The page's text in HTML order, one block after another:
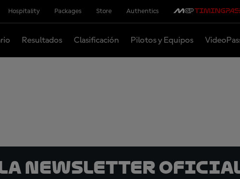
Hospitality Packages Store Authentics
Resultados Clasificación Pilotos y Equipos
la Newsletter oficial